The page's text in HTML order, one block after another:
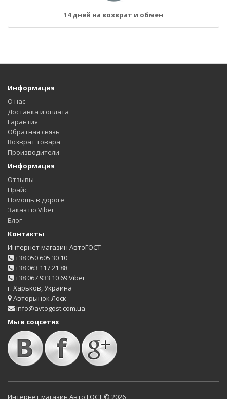
14 дней на возврат и обмен
Информация
О нас
Доставка и оплата
Гарантия
Обратная связь
Возврат товара
Производители
Информация
Отзывы
Прайс
Помощь в дороге
Заказ по Viber
Блог
Контакты
Интернет магазин АвтоГОСТ
+38 050 605 30 10
+38 063 117 21 88
+38 067 933 10 69 Viber
г. Харьков, Украина
Авторынок Лоск
info@avtogost.com.ua
Мы в соцсетях
Интернет магазин Авто ГОСТ © 2026